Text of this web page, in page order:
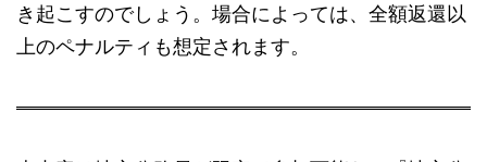
き起こすのでしょう。場合によっては、全額返還以
上のペナルティも想定されます。